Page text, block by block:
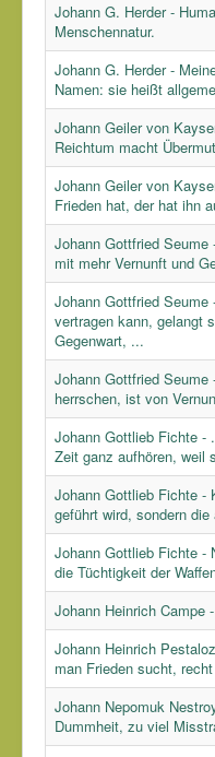
Johann G. Herder -
Menschennatur.
Johann G. Herder -
Namen: sie heißt
Johann Geiler von
Reichtum macht
Johann Geiler von
Frieden hat, der hat ihn
Johann Gottfried
mit mehr Vernunft und
Johann Gottfried
vertragen kann, gelangt
Gegenwart, ...
Johann Gottfried
herrschen, ist von
Johann Gottlieb Fichte -
Zeit ganz aufhören, weil
Johann Gottlieb Fichte -
geführt wird, sondern
Johann Gottlieb Fichte -
die Tüchtigkeit der
Johann Heinrich Campe
Johann Heinrich
man Frieden sucht,
Johann Nepomuk
Dummheit, zu viel